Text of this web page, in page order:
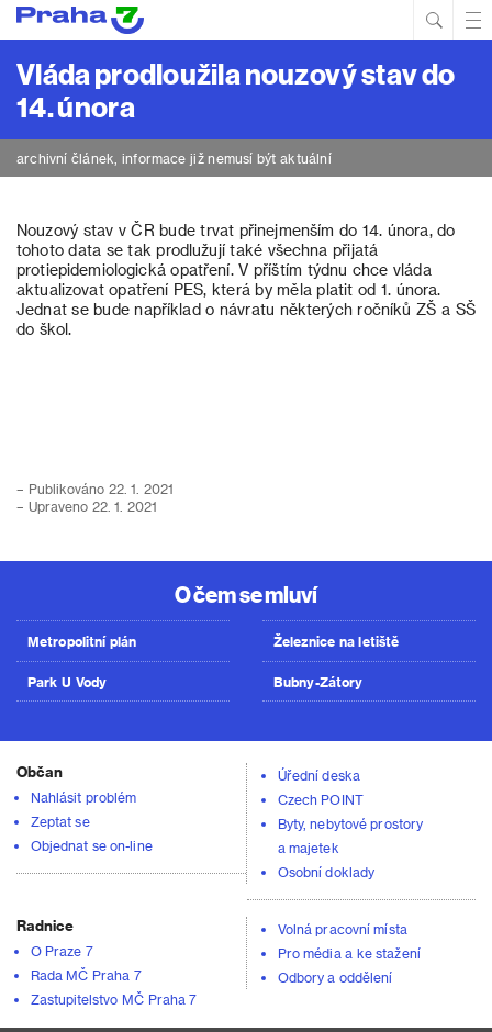
Vláda prodloužila nouzový stav do
14. února
archivní článek, informace již nemusí být aktuální
Nouzový stav v ČR bude trvat přinejmenším do 14. února, do
tohoto data se tak prodlužují také všechna přijatá
protiepidemiologická opatření. V příštím týdnu chce vláda
aktualizovat opatření PES, která by měla platit od 1. února.
Jednat se bude například o návratu některých ročníků ZŠ a SŠ
do škol.
– Publikováno 22. 1. 2021
– Upraveno 22. 1. 2021
O čem se mluví
Metropolitní plán
Park U Vody
Železnice na letiště
Bubny-Zátory
Občan
Nahlásit problém
Zeptat se
Objednat se on-line
Úřední deska
Czech POINT
Byty, nebytové prostory
a majetek
Osobní doklady
Radnice
O Praze 7
Rada MČ Praha 7
Zastupitelstvo MČ Praha 7
Volná pracovní místa
Pro média a ke stažení
Odbory a oddělení